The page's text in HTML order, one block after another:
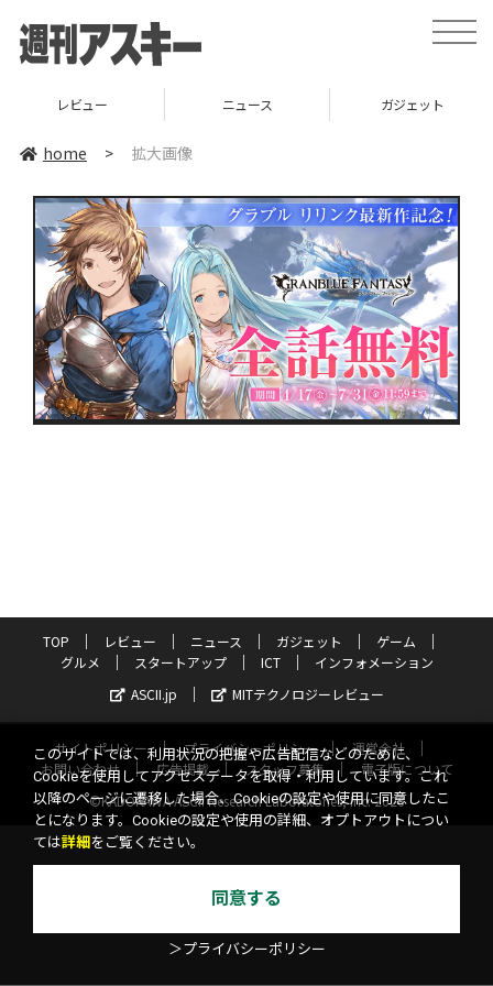
toggle
レビュー ニュース ガジェット
home > 拡大画像
TOP レビュー ニュース ガジェット
ゲーム
グルメ
スタートアップ ICT
インフォメーション
ASCII.jp
MITテクノロジーレビュー
サイトポリシー プライバシーポリシー
運営会社
お問い合わせ
広告掲載 スタッフ募集
電子版について
©KADOKAWA ASCII Research Laboratories, Inc. 2026
このサイトでは、利用状況の把握や広告配信などのために、
Cookieを使用してアクセスデータを取得・利用しています。これ
以降のページに遷移した場合、Cookieの設定や使用に同意したこ
とになります。Cookieの設定や使用の詳細、オプトアウトについ
ては詳細 をご覧ください。
同意する
＞プライバシーポリシー